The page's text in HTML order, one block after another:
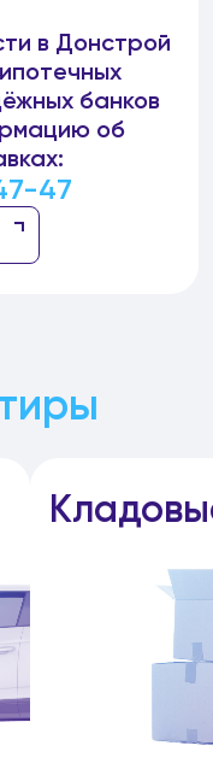
в Донстрой
банков
об
47